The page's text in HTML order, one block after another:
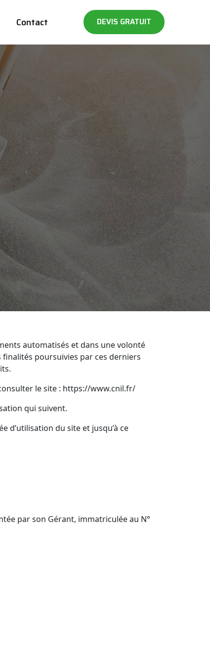
Contact DEVIS GRATUIT
automatisés et dans une volonté
finalités poursuivies par ces derniers
le site : https://www.cnil.fr/
qui suivent.
d’utilisation du site et jusqu’à ce
par son Gérant, immatriculée au N°